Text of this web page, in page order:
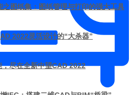
之图纸集：图纸管理与打印的强大工具
2022灵活设计的“大杀器”
，尽在全新中望CAD 2022